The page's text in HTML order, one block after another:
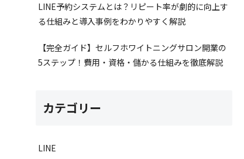
LINE予約システムとは？リピート率が劇的に向上す
る仕組みと導入事例をわかりやすく解説
【完全ガイド】セルフホワイトニングサロン開業の
5ステップ！費用・資格・儲かる仕組みを徹底解説
カテゴリー
LINE